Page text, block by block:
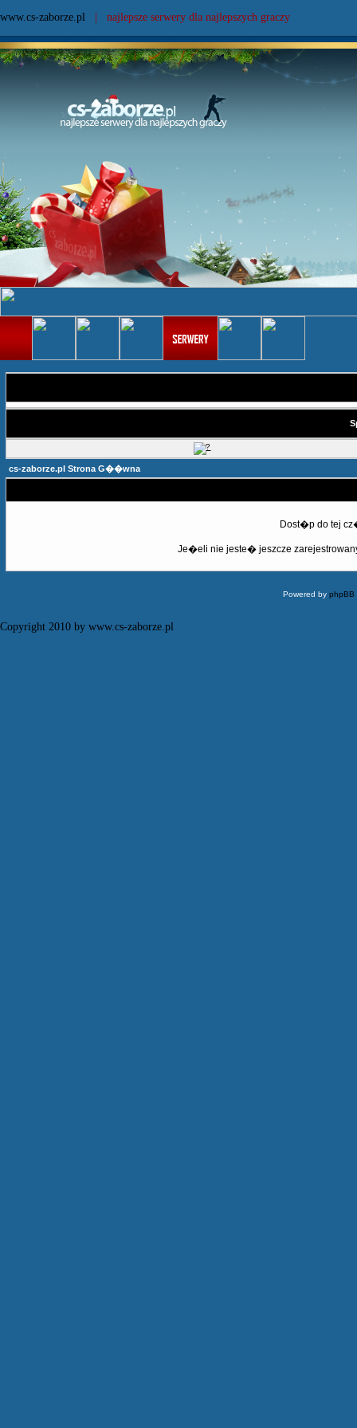
www.cs-zaborze.pl | najlepsze serwery dla najlepszych graczy
cs-zaborze.pl Strona G��wna
Dost�p do tej
Je�eli nie jeste� jeszcze
Powered byphpBB
Copyright 2010 by www.cs-zaborze.pl